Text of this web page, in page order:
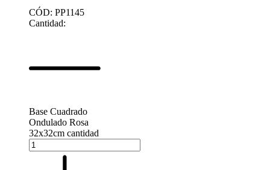
CÓD: PP1145
Cantidad:
Base Cuadrado
Ondulado Rosa
32x32cm cantidad